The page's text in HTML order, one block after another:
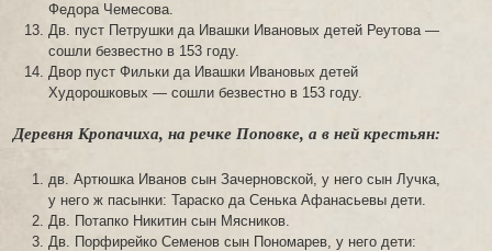
Федора Чемесова.
Дв. пуст Петрушки да Ивашки Ивановых детей Реутова —
сошли безвестно в 153 году.
Двор пуст Фильки да Ивашки Ивановых детей
Худорошковых — сошли безвестно в 153 году.
Деревня Кропачиха, на речке Поповке, а в ней крестьян:
дв. Артюшка Иванов сын Зачерновской, у него сын Лучка,
у него ж пасынки: Тараско да Сенька Афанасьевы дети.
Дв. Потапко Никитин сын Мясников.
Дв. Порфирейко Семенов сын Пономарев, у него дети: